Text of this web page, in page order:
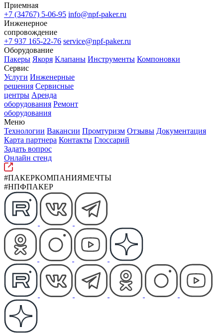
Приемная
+7 (34767) 5-06-95 info@npf-paker.ru
Инженерное
сопровождение
+7 937 165-22-76 service@npf-paker.ru
Оборудование
Пакеры Якоря Клапаны Инструменты Компоновки
Сервис
Услуги Инженерные
решения Сервисные
центры Аренда
оборудования Ремонт
оборудования
Меню
Технологии Вакансии Промтуризм Отзывы Документация
Карта партнера Контакты Глоссарий
Задать вопрос
Онлайн стенд
#ПАКЕРКОМПАНИЯМЕЧТЫ
#НПФПАКЕР